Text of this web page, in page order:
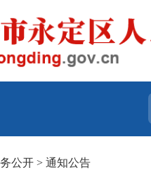
公开 > 通知公告